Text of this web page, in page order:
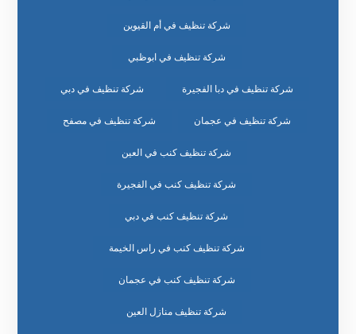
شركة تنظيف في أم القيوين
شركة تنظيف في ابوظبي
شركة تنظيف في دبا الفجيرة شركة تنظيف في دبي
شركة تنظيف في عجمان شركة تنظيف في مصفح
شركة تنظيف كنب في العين
شركة تنظيف كنب في الفجيرة
شركة تنظيف كنب في دبي
شركة تنظيف كنب في راس الخيمة
شركة تنظيف كنب في عجمان
شركة تنظيف منازل العين